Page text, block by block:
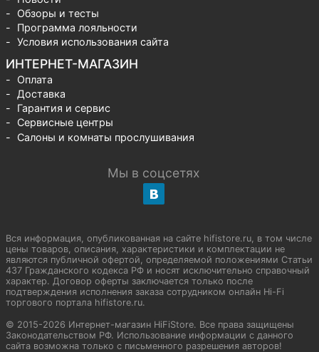
Обзоры и тесты
Программа лояльности
Условия использования сайта
ИНТЕРНЕТ-МАГАЗИН
Оплата
Доставка
Гарантия и сервис
Сервисные центры
Салоны и комнаты прослушивания
Мы в соцсетях
Вся информация, опубликованная на сайте hifistore.ru, в том числе
цены товаров, описания, характеристики и комплектации не
являются публичной офертой, определяемой положениями Статьи
437 Гражданского кодекса РФ и носят исключительно справочный
характер. Договор оферты заключается только после
подтверждения исполнения заказа сотрудником онлайн Hi-Fi
торгового портала hifistore.ru.
© 2015-2026 Интернет-магазин HiFiStore. Все права защищены
Законодательством РФ. Использование информации с данного
сайта возможна только с письменного разрешения авторов!